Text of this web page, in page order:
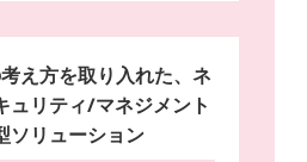
え方を取り入れた、ネ
ュリティ/マネジメント
ソリューション